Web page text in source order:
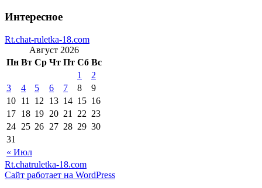
Интересное
Rt.chat-ruletka-18.com
Август 2026
Пн Вт Ср Чт Пт Сб Вс
« Июл
1
2
3
4 5 6 7 8
9
10 11 12 13 14 15 16
17 18 19 20 21 22 23
24 25 26 27 28 29 30
31
Rt.chatruletka-18.com
Сайт работает на WordPress